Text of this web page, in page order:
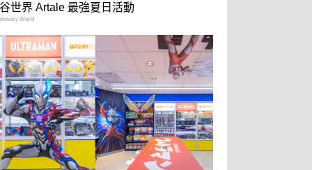
世界 Artale 最強夏日活動
World